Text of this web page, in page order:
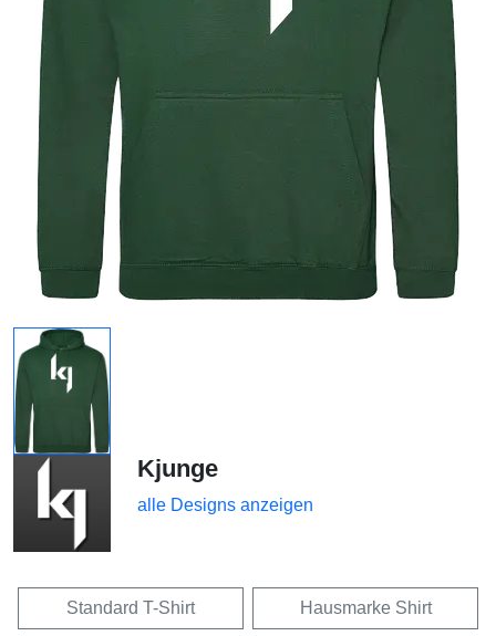
Kjunge
alle Designs anzeigen
Standard T-Shirt Hausmarke Shirt